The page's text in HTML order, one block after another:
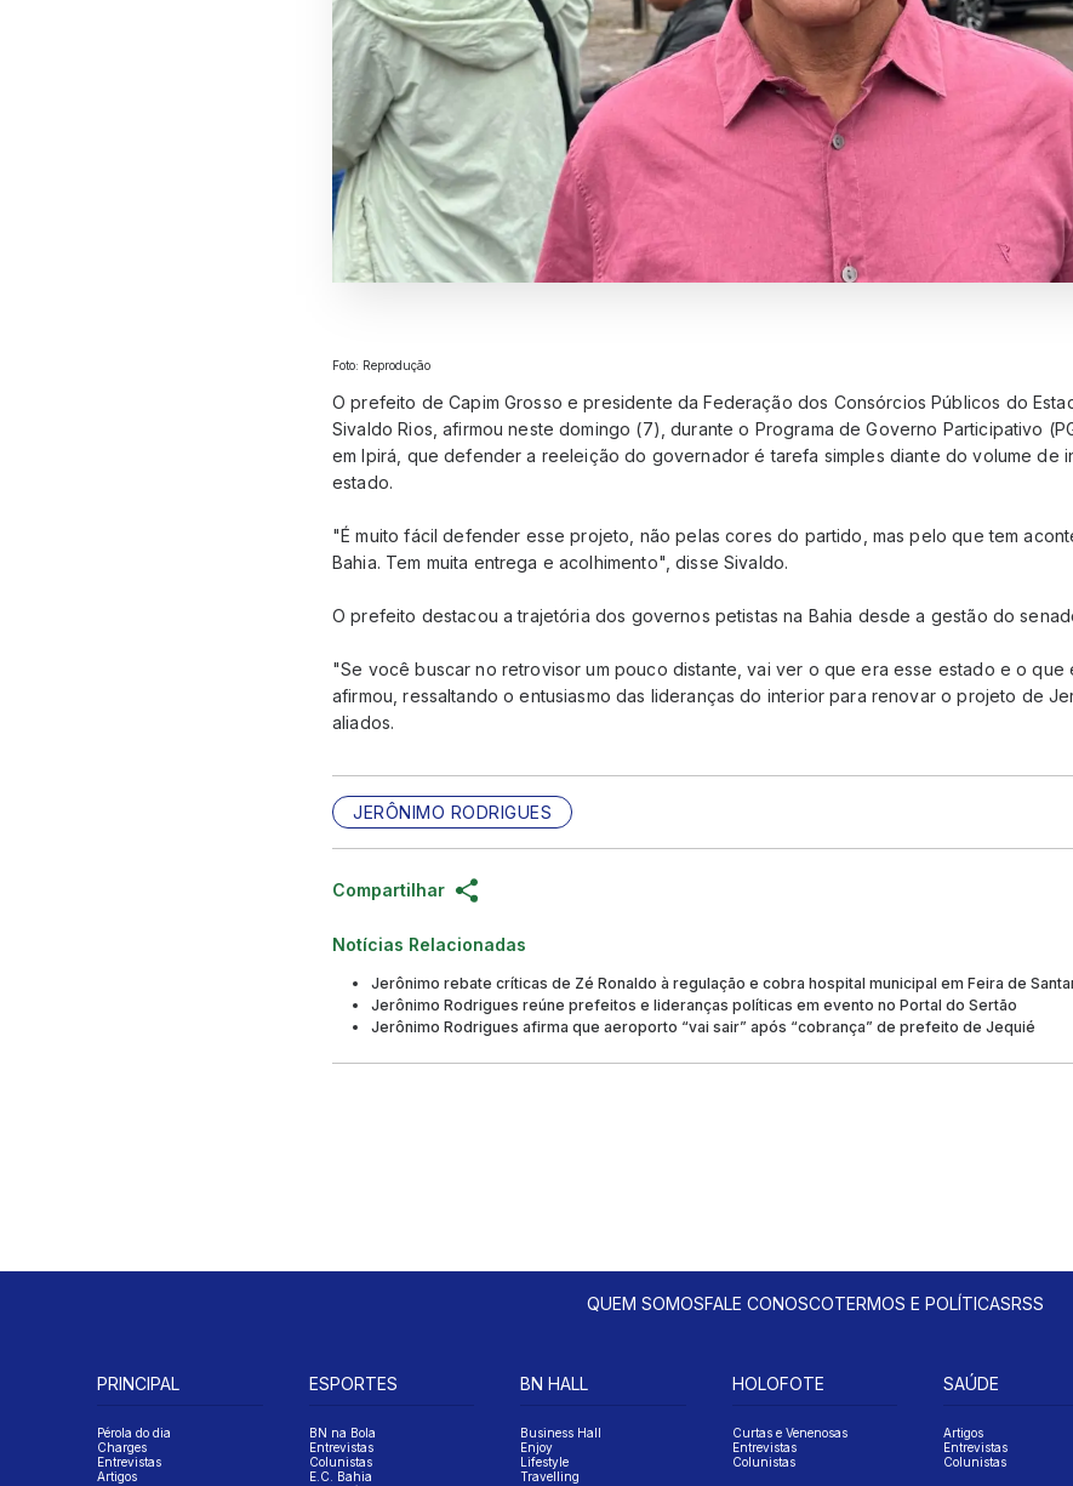
Foto: Reprodução
O prefeito de Capim Grosso e presidente da Federação dos Consórcios Públicos do
Sivaldo Rios, afirmou neste domingo (7), durante o Programa de Governo Participativo
em Ipirá, que defender a reeleição do governador é tarefa simples diante do volume de
estado.
"É muito fácil defender esse projeto, não pelas cores do partido, mas pelo que tem
Bahia. Tem muita entrega e acolhimento", disse Sivaldo.
O prefeito destacou a trajetória dos governos petistas na Bahia desde a gestão do
"Se você buscar no retrovisor um pouco distante, vai ver o que era esse estado e o que
afirmou, ressaltando o entusiasmo das lideranças do interior para renovar o projeto de
aliados.
JERÔNIMO RODRIGUES
Compartilhar
Notícias Relacionadas
Jerônimo rebate críticas de Zé Ronaldo à regulação e cobra hospital municipal em Feira de
Jerônimo Rodrigues reúne prefeitos e lideranças políticas em evento no Portal do Sertão
Jerônimo Rodrigues afirma que aeroporto “vai sair” após “cobrança” de prefeito de Jequié
QUEM SOMOSFALE CONOSCOTERMOS E POLÍTICASRSS
PRINCIPAL
Pérola do dia
Charges
Entrevistas
Artigos
ESPORTES
BN na Bola
Entrevistas
Colunistas
E.C. Bahia
BN HALL
Business Hall
Enjoy
Lifestyle
Travelling
HOLOFOTE
Curtas e Venenosas
Entrevistas
Colunistas
SAÚDE
Artigos
Entrevistas
Colunistas